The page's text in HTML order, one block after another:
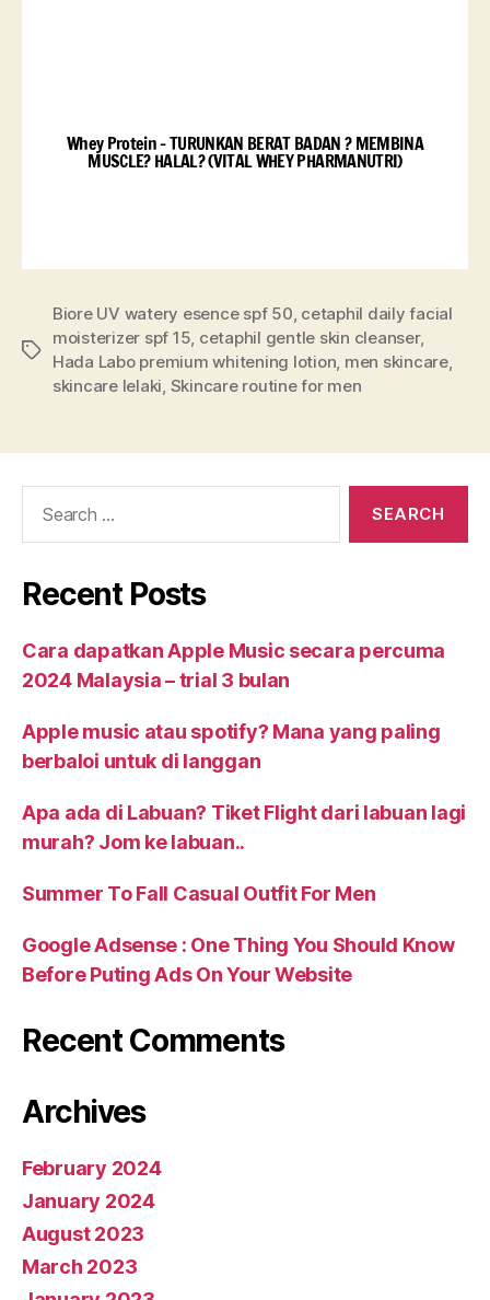
Whey Protein - TURUNKAN BERAT BADAN ? MEMBINA
MUSCLE? HALAL? (VITAL WHEY PHARMANUTRI)
Biore UV watery esence spf 50 cetaphil daily facial
moisterizer spf 15 cetaphil gentle skin cleanser,
Hada Labo premium whitening lotion men skincare,
skincare lelaki Skincare routine for men
Recent Posts
Cara dapatkan Apple Music secara percuma
2024 Malaysia – trial 3 bulan
Apple music atau spotify? Mana yang paling
berbaloi untuk di langgan
Apa ada di Labuan? Tiket Flight dari labuan lagi
murah? Jom ke labuan..
Summer To Fall Casual Outfit For Men
Google Adsense : One Thing You Should Know
Before Puting Ads On Your Website
Recent Comments
Archives
February 2024
January 2024
August 2023
March 2023